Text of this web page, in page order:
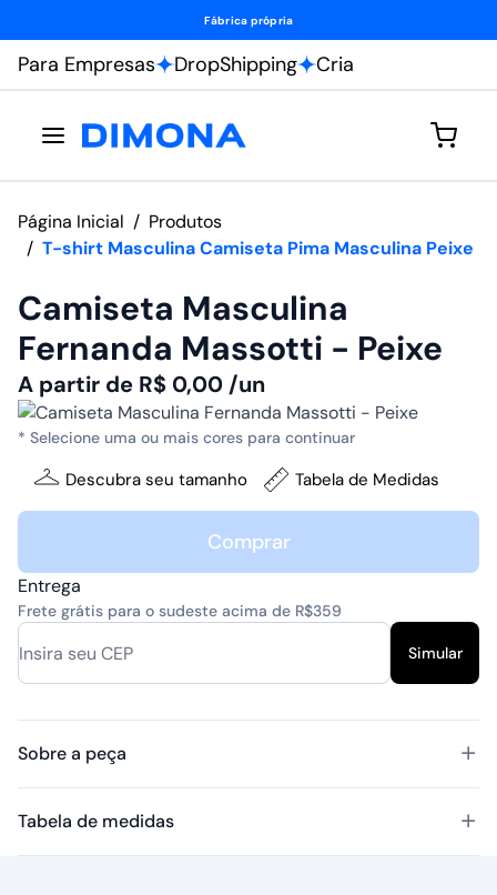
Fábrica própria
Para Empresas DropShipping Cria
Página Inicial / Produtos
/ T-shirt Masculina Camiseta Pima Masculina Peixe
Camiseta Masculina
Fernanda Massotti - Peixe
A partir de R$ 0,00 /un
* Selecione uma ou mais cores para continuar
Descubra seu tamanho Tabela de Medidas
Comprar
Entrega
Frete grátis para o sudeste acima de R$359
Simular
Sobre a peça
Tabela de medidas